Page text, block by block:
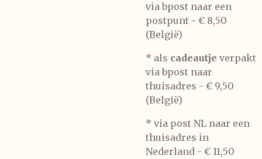
via bpost naar een
postpunt - € 8,50
(België)
* als cadeautje verpakt
via bpost naar
thuisadres - € 9,50
(België)
* via post NL naar een
thuisadres in
Nederland - € 11,50